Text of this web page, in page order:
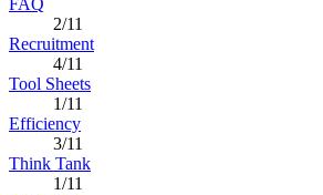
FAQ
2/11
Recruitment
4/11
Tool Sheets
1/11
Efficiency
3/11
Think Tank
1/11